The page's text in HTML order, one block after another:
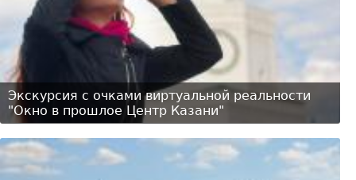
Экскурсия с очками виртуальной реальности
"Окно в прошлое Центр Казани"